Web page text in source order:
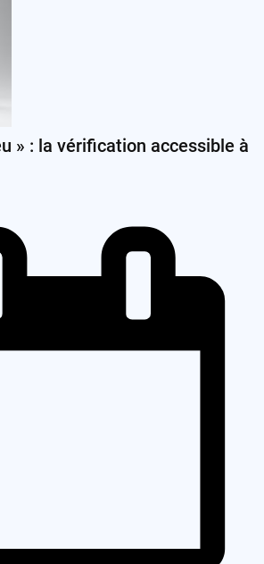
» : la vérification accessible à